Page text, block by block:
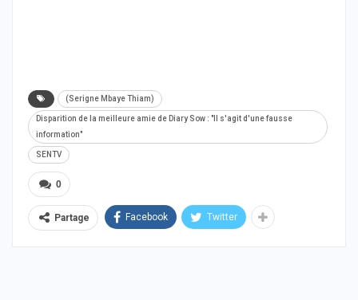
(Serigne Mbaye Thiam)
Disparition de la meilleure amie de Diary Sow : "Il s'agit d'une fausse
information"
SENTV
0
Partage Facebook Twitter